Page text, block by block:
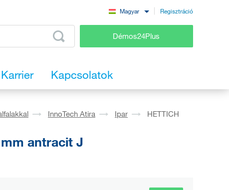
Magyar Regisztráció
Démos24Plus
Karrier Kapcsolatok
InnoTech Atira Ipar
HETTICH
antracit J